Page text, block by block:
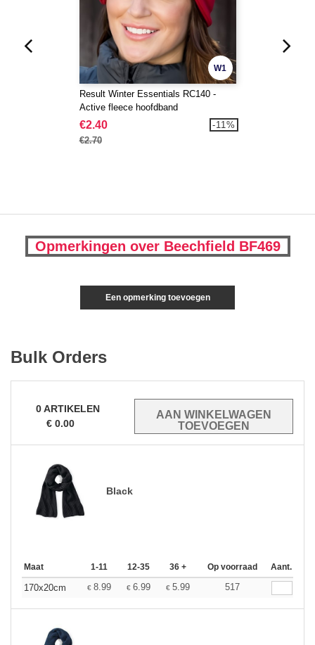
W1
Result Winter Essentials RC140 -
Active fleece hoofdband
€2.40
€2.70
-11%
Opmerkingen over Beechfield BF469
Een opmerking toevoegen
Bulk Orders
0ARTIKELEN
€ 0.00
Black
Maat 1-11 12-35 36 + Op voorraad Aant.
170x20cm € 8.99 € 6.99 € 5.99 517